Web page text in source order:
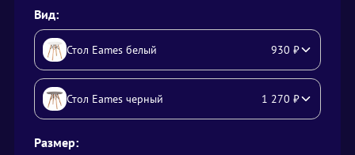
Вид:
Стол Eames белый 930 ₽
Стол Eames черный 1 270 ₽
Размер: